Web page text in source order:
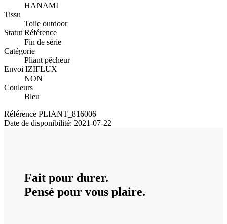
HANAMI
Tissu
Toile outdoor
Statut Référence
Fin de série
Catégorie
Pliant pêcheur
Envoi IZIFLUX
NON
Couleurs
Bleu
Référence PLIANT_816006
Date de disponibilité: 2021-07-22
Fait pour durer.
Pensé pour vous plaire.